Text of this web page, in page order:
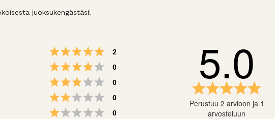
juoksukengästäsi!
Arvio 5 5:sta tähdestä
2
Arvio 4 5:sta tähdestä
0
Arvio 3 5:sta tähdestä
0
Arvio 2 5:sta tähdestä
0
Arvio 1 5:sta tähdestä
0
5.0
5:sta
Perustuu 2 arvioon ja 1
arvosteluun